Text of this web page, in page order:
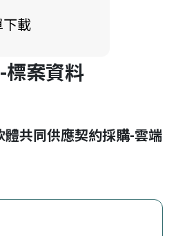
載
標案資料
共同供應契約採購-雲端